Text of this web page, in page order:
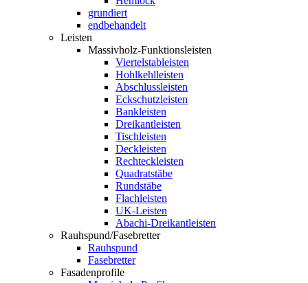
grundiert
endbehandelt
Leisten
Massivholz-Funktionsleisten
Viertelstableisten
Hohlkehlleisten
Abschlussleisten
Eckschutzleisten
Bankleisten
Dreikantleisten
Tischleisten
Deckleisten
Rechteckleisten
Quadratstäbe
Rundstäbe
Flachleisten
UK-Leisten
Abachi-Dreikantleisten
Rauhspund/Fasebretter
Rauhspund
Fasebretter
Fasadenprofile